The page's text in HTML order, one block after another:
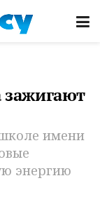
имени
энергию